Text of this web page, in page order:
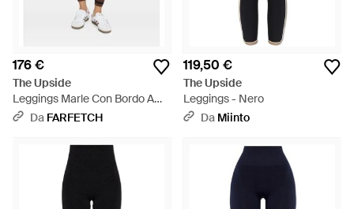
176 €
The Upside
Leggings Marle Con Bordo A
Righe - Marrone
Da FARFETCH
119,50 €
The Upside
Leggings - Nero
Da Miinto